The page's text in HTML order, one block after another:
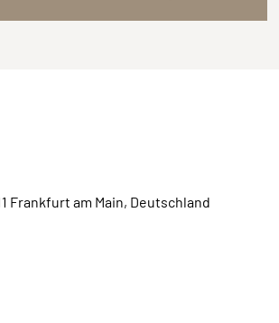
Frankfurt am Main, Deutschland